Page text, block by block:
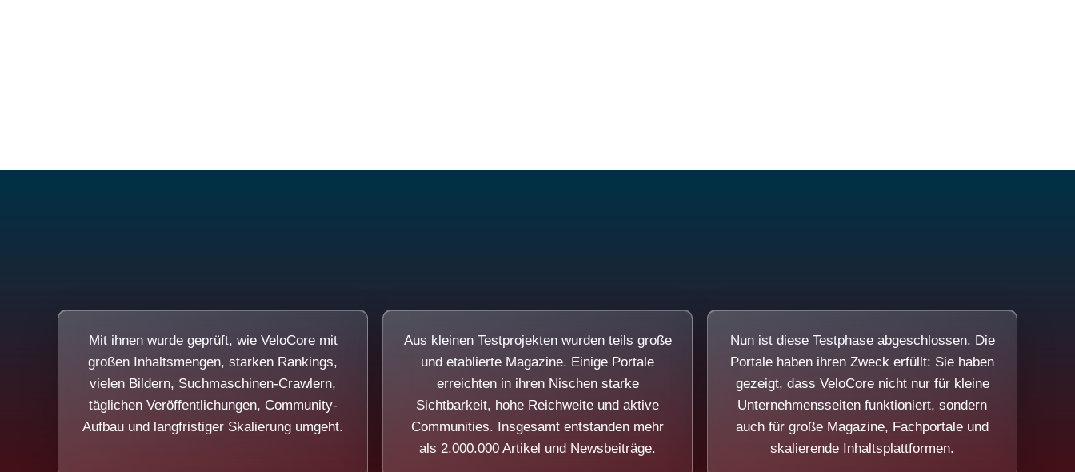
Mit ihnen wurde geprüft, wie VeloCore mit
großen Inhaltsmengen, starken Rankings,
vielen Bildern, Suchmaschinen-Crawlern,
täglichen Veröffentlichungen, Community-
Aufbau und langfristiger Skalierung umgeht.
Aus kleinen Testprojekten wurden teils große
und etablierte Magazine. Einige Portale
erreichten in ihren Nischen starke
Sichtbarkeit, hohe Reichweite und aktive
Communities. Insgesamt entstanden mehr
als 2.000.000 Artikel und Newsbeiträge.
Nun ist diese Testphase abgeschlossen. Die
Portale haben ihren Zweck erfüllt: Sie haben
gezeigt, dass VeloCore nicht nur für kleine
Unternehmensseiten funktioniert, sondern
auch für große Magazine, Fachportale und
skalierende Inhaltsplattformen.